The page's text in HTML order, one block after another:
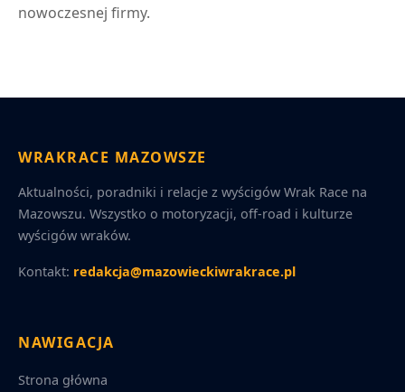
nowoczesnej firmy.
WRAKRACE MAZOWSZE
Aktualności, poradniki i relacje z wyścigów Wrak Race na
Mazowszu. Wszystko o motoryzacji, off-road i kulturze
wyścigów wraków.
Kontakt: redakcja@mazowieckiwrakrace.pl
NAWIGACJA
Strona główna